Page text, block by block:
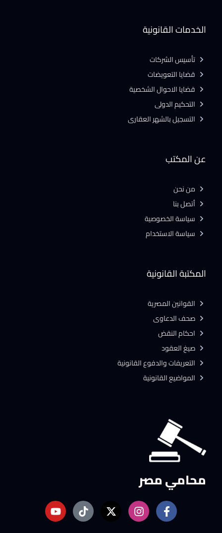
محامي مصر
المكتبة القانونية
القوانين المصرية
صحف الدعاوى
احكام النقض
صيغ العقود
التعريفات والدفوع القانونية
المواضيع القانونية
عن المكتب
من نحن
أتصل بنا
سياسة الخصوصية
سياسة الاستخدام
الخدمات القانونية
تأسيس الشركات
قضايا التعويضات
قضايا الاحوال الشخصية
التحكيم الدولى
التسجيل بالشهر العقارى